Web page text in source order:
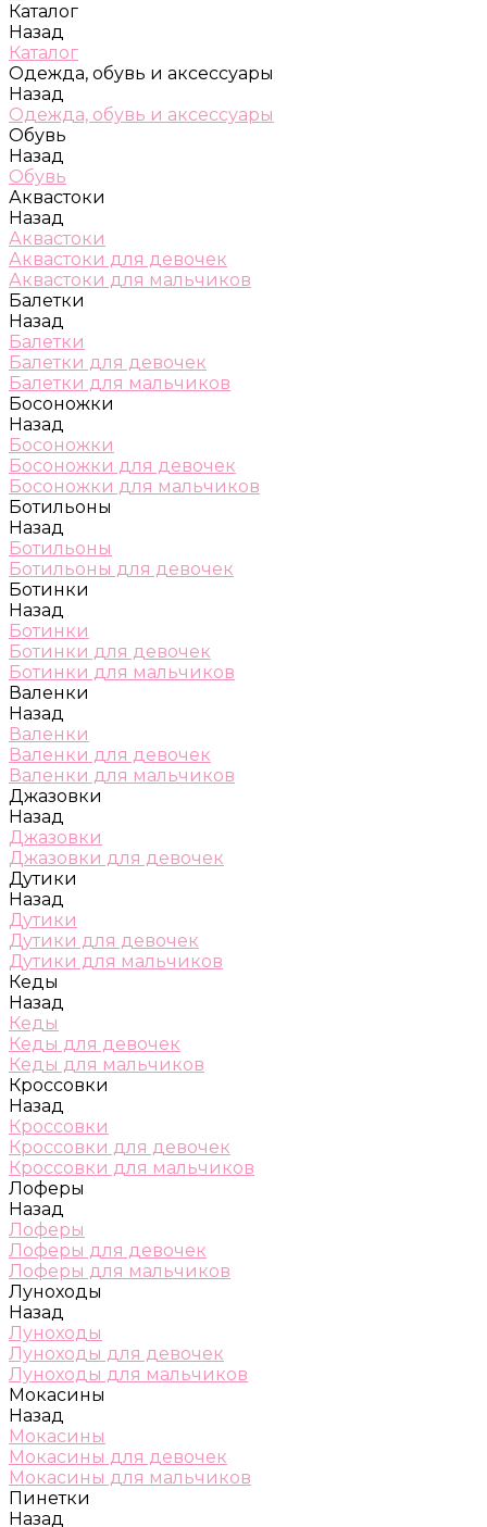
Каталог
Назад
Каталог
Одежда, обувь и аксессуары
Назад
Одежда, обувь и аксессуары
Обувь
Назад
Обувь
Аквастоки
Назад
Аквастоки
Аквастоки для девочек
Аквастоки для мальчиков
Балетки
Назад
Балетки
Балетки для девочек
Балетки для мальчиков
Босоножки
Назад
Босоножки
Босоножки для девочек
Босоножки для мальчиков
Ботильоны
Назад
Ботильоны
Ботильоны для девочек
Ботинки
Назад
Ботинки
Ботинки для девочек
Ботинки для мальчиков
Валенки
Назад
Валенки
Валенки для девочек
Валенки для мальчиков
Джазовки
Назад
Джазовки
Джазовки для девочек
Дутики
Назад
Дутики
Дутики для девочек
Дутики для мальчиков
Кеды
Назад
Кеды
Кеды для девочек
Кеды для мальчиков
Кроссовки
Назад
Кроссовки
Кроссовки для девочек
Кроссовки для мальчиков
Лоферы
Назад
Лоферы
Лоферы для девочек
Лоферы для мальчиков
Луноходы
Назад
Луноходы
Луноходы для девочек
Луноходы для мальчиков
Мокасины
Назад
Мокасины
Мокасины для девочек
Мокасины для мальчиков
Пинетки
Назад